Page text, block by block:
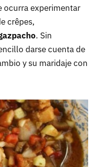
ocurra experimentar
crêpes,
. Sin
darse cuenta de
y su maridaje con